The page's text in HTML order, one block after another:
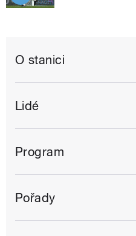
O stanici
Lidé
Program
Pořady